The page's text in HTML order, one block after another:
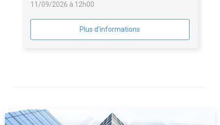
11/09/2026 à 12h00
Plus d'informations